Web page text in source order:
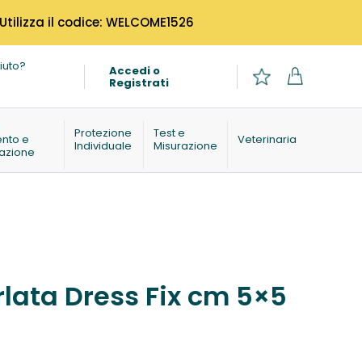
il codice: WELCOME1526
Accedi o
Registrati
e
Protezione
Individuale
Test e
Misurazione
Veterinaria
Dress Fix cm 5×5